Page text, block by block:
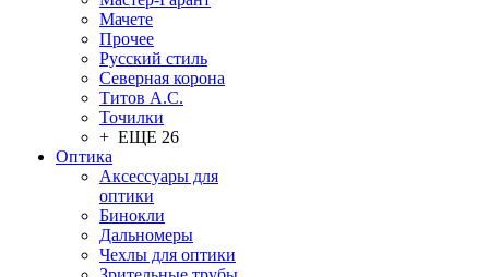
Мачете
Прочее
Русский стиль
Северная корона
Титов А.С.
Точилки
+ ЕЩЕ 26
Оптика
Аксессуары для
оптики
Бинокли
Дальномеры
Чехлы для оптики